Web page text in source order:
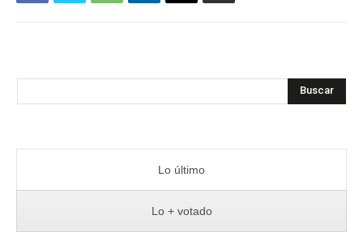
Buscar
Lo último
Lo + votado